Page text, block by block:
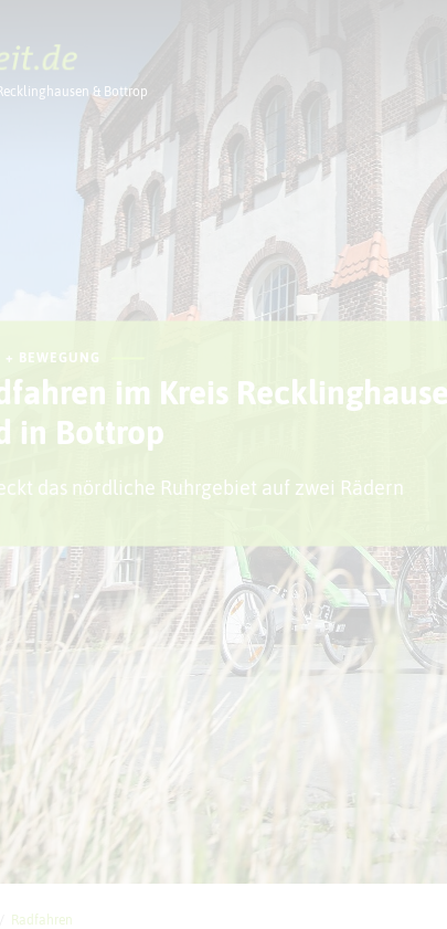
& Bottrop
Sport + Bewegung
+ BEWEGUNG
im Kreis
in Bottrop
das nördliche Ruhrgebiet auf zwei Rädern
Radfahren